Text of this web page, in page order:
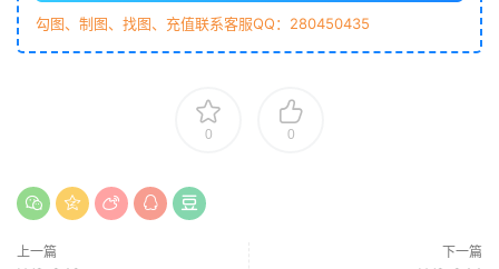
勾图、制图、找图、充值联系客服QQ：280450435
0 0
上一篇 下一篇